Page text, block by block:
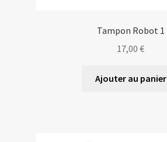
Tampon Robot 1
17,00€
Ajouter au panier